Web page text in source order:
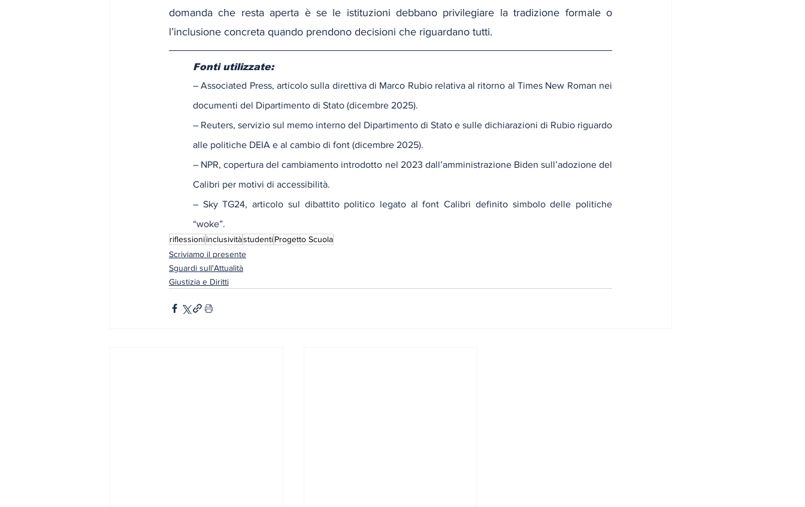
domanda che resta aperta è se le istituzioni debbano privilegiare la tradizione formale o
l’inclusione concreta quando prendono decisioni che riguardano tutti.
Fonti utilizzate:
– Associated Press, articolo sulla direttiva di Marco Rubio relativa al ritorno al Times New Roman nei
documenti del Dipartimento di Stato (dicembre 2025).
– Reuters, servizio sul memo interno del Dipartimento di Stato e sulle dichiarazioni di Rubio riguardo
alle politiche DEIA e al cambio di font (dicembre 2025).
– NPR, copertura del cambiamento introdotto nel 2023 dall’amministrazione Biden sull’adozione del
Calibri per motivi di accessibilità.
– Sky TG24, articolo sul dibattito politico legato al font Calibri definito simbolo delle politiche
“woke”.
riflessioniinclusivitàstudentiProgetto Scuola
Scriviamo il presente
Sguardi sull'Attualità
Giustizia e Diritti